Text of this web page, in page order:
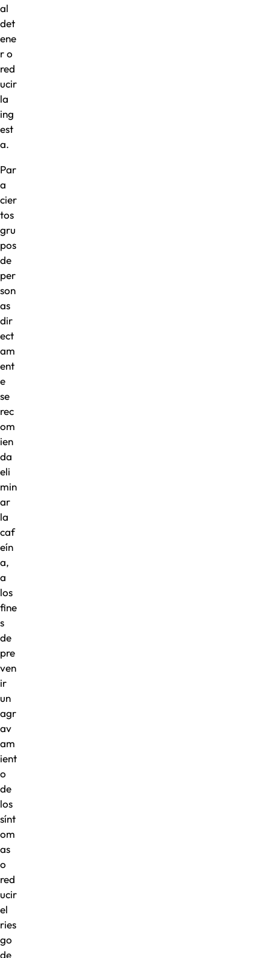
al
det
ene
r o
red
ucir
la
ing
est
a.
Par
a
cier
tos
gru
pos
de
per
son
as
dir
ect
am
ent
e
se
rec
om
ien
da
eli
min
ar
la
caf
eín
a,
a
los
fine
s
de
pre
ven
ir
un
agr
av
am
ient
o
de
los
sínt
om
as
o
red
ucir
el
ries
go
de